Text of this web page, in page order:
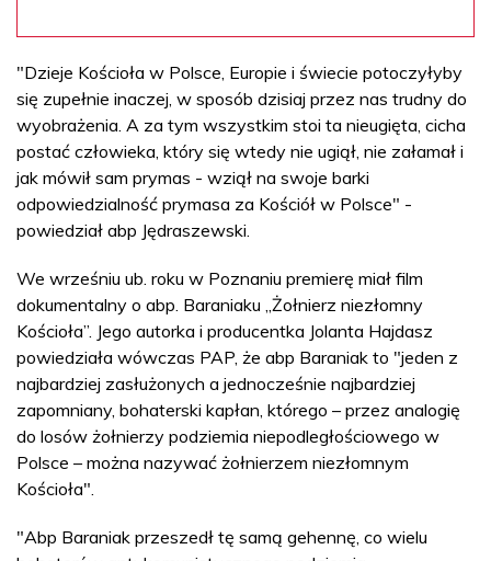
"Dzieje Kościoła w Polsce, Europie i świecie potoczyłyby
się zupełnie inaczej, w sposób dzisiaj przez nas trudny do
wyobrażenia. A za tym wszystkim stoi ta nieugięta, cicha
postać człowieka, który się wtedy nie ugiął, nie załamał i
jak mówił sam prymas - wziął na swoje barki
odpowiedzialność prymasa za Kościół w Polsce" -
powiedział abp Jędraszewski.
We wrześniu ub. roku w Poznaniu premierę miał film
dokumentalny o abp. Baraniaku „Żołnierz niezłomny
Kościoła”. Jego autorka i producentka Jolanta Hajdasz
powiedziała wówczas PAP, że abp Baraniak to "jeden z
najbardziej zasłużonych a jednocześnie najbardziej
zapomniany, bohaterski kapłan, którego – przez analogię
do losów żołnierzy podziemia niepodległościowego w
Polsce – można nazywać żołnierzem niezłomnym
Kościoła".
"Abp Baraniak przeszedł tę samą gehennę, co wielu